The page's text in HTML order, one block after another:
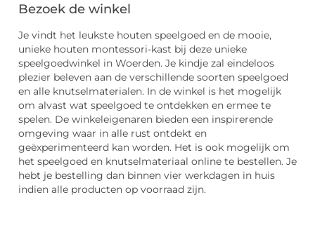
Bezoek de winkel
Je vindt het leukste houten speelgoed en de mooie,
unieke houten montessori-kast bij deze unieke
speelgoedwinkel in Woerden. Je kindje zal eindeloos
plezier beleven aan de verschillende soorten speelgoed
en alle knutselmaterialen. In de winkel is het mogelijk
om alvast wat speelgoed te ontdekken en ermee te
spelen. De winkeleigenaren bieden een inspirerende
omgeving waar in alle rust ontdekt en
geëxperimenteerd kan worden. Het is ook mogelijk om
het speelgoed en knutselmateriaal online te bestellen. Je
hebt je bestelling dan binnen vier werkdagen in huis
indien alle producten op voorraad zijn.